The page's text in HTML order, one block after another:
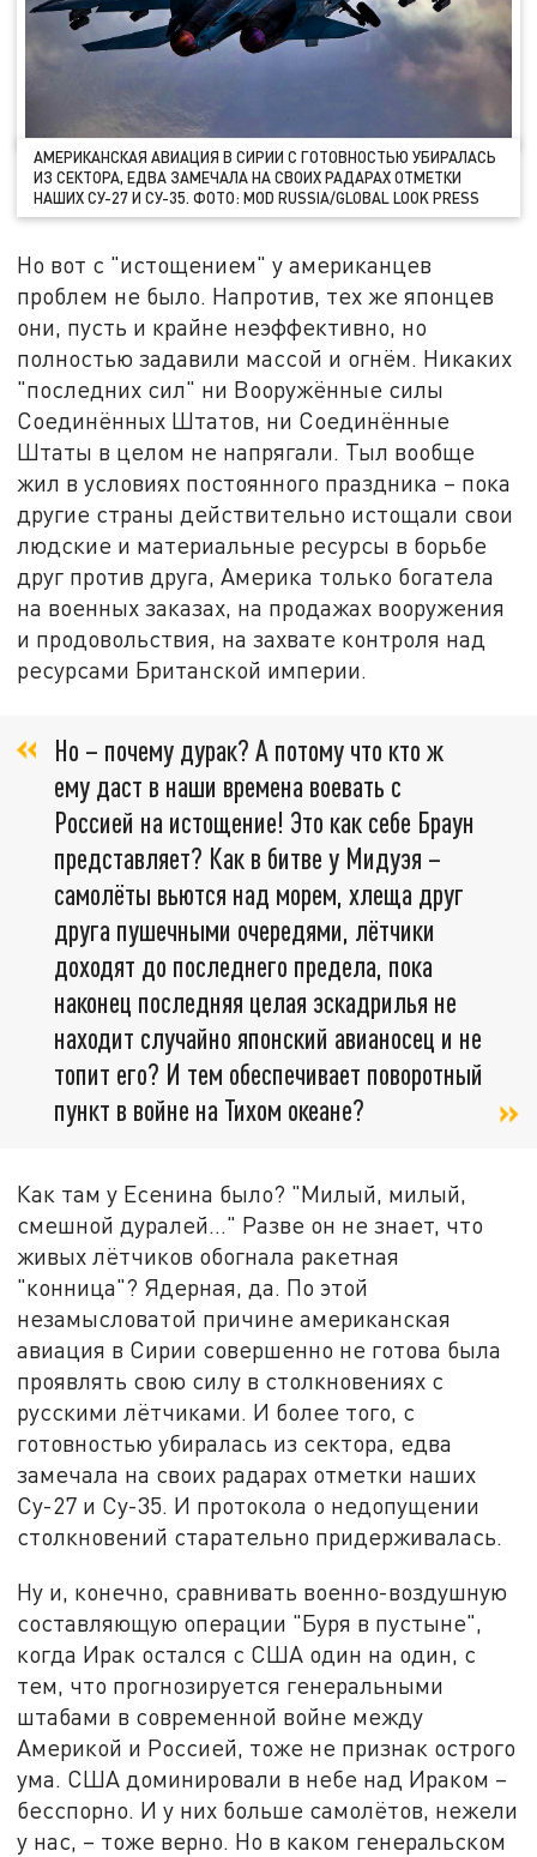
АМЕРИКАНСКАЯ АВИАЦИЯ В СИРИИ С ГОТОВНОСТЬЮ УБИРАЛАСЬ
ИЗ СЕКТОРА, ЕДВА ЗАМЕЧАЛА НА СВОИХ РАДАРАХ ОТМЕТКИ
НАШИХ СУ-27 И СУ-35. ФОТО: MOD RUSSIA/GLOBAL LOOK PRESS
Но вот с "истощением" у американцев
проблем не было. Напротив, тех же японцев
они, пусть и крайне неэффективно, но
полностью задавили массой и огнём. Никаких
"последних сил" ни Вооружённые силы
Соединённых Штатов, ни Соединённые
Штаты в целом не напрягали. Тыл вообще
жил в условиях постоянного праздника – пока
другие страны действительно истощали свои
людские и материальные ресурсы в борьбе
друг против друга, Америка только богатела
на военных заказах, на продажах вооружения
и продовольствия, на захвате контроля над
ресурсами Британской империи.
Но – почему дурак? А потому что кто ж
ему даст в наши времена воевать с
Россией на истощение! Это как себе Браун
представляет? Как в битве у Мидуэя –
самолёты вьются над морем, хлеща друг
друга пушечными очередями, лётчики
доходят до последнего предела, пока
наконец последняя целая эскадрилья не
находит случайно японский авианосец и не
топит его? И тем обеспечивает поворотный
пункт в войне на Тихом океане?
Как там у Есенина было? "Милый, милый,
смешной дуралей…" Разве он не знает, что
живых лётчиков обогнала ракетная
"конница"? Ядерная, да. По этой
незамысловатой причине американская
авиация в Сирии совершенно не готова была
проявлять свою силу в столкновениях с
русскими лётчиками. И более того, с
готовностью убиралась из сектора, едва
замечала на своих радарах отметки наших
Су-27 и Су-35. И протокола о недопущении
столкновений старательно придерживалась.
Ну и, конечно, сравнивать военно-воздушную
составляющую операции "Буря в пустыне",
когда Ирак остался с США один на один, с
тем, что прогнозируется генеральными
штабами в современной войне между
Америкой и Россией, тоже не признак острого
ума. США доминировали в небе над Ираком –
бесспорно. И у них больше самолётов, нежели
у нас, – тоже верно. Но в каком генеральском